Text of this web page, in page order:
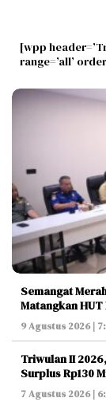
[wpp
range=’all’
Semangat
Matangkan HUT
9 Agustus 2026 |
Triwulan II
Surplus Rp130
7 Agustus 2026 |